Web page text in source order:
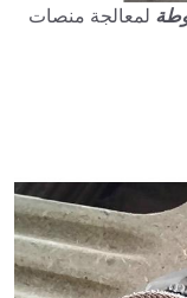
لمعالجة منصات